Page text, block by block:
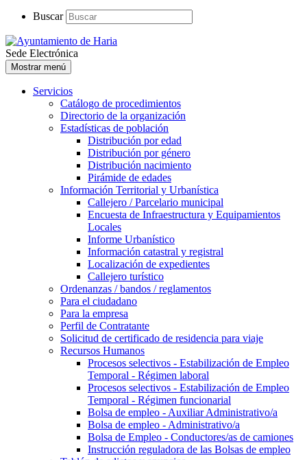
Buscar
Sede Electrónica
Mostrar menú
Servicios
Catálogo de procedimientos
Directorio de la organización
Estadísticas de población
Distribución por edad
Distribución por género
Distribución nacimiento
Pirámide de edades
Información Territorial y Urbanística
Callejero / Parcelario municipal
Encuesta de Infraestructura y Equipamientos
Locales
Informe Urbanístico
Información catastral y registral
Localización de expedientes
Callejero turístico
Ordenanzas / bandos / reglamentos
Para el ciudadano
Para la empresa
Perfil de Contratante
Solicitud de certificado de residencia para viaje
Recursos Humanos
Procesos selectivos - Estabilización de Empleo
Temporal - Régimen laboral
Procesos selectivos - Estabilización de Empleo
Temporal - Régimen funcionarial
Bolsa de empleo - Auxiliar Administrativo/a
Bolsa de empleo - Administrativo/a
Bolsa de Empleo - Conductores/as de camiones
Instrucción reguladora de las Bolsas de empleo